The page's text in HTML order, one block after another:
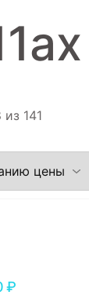
141
₽